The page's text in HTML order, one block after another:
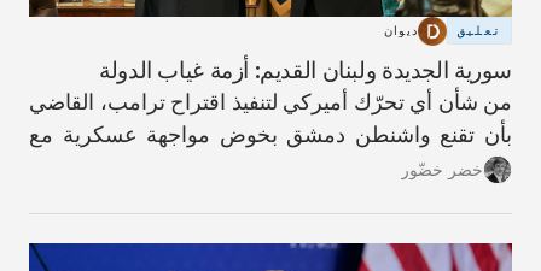
تعليق ديوان
سورية الجديدة ولبنان القديم: أزمة غياب الدولة
من شأن أي تحرّك أميركي لتنفيذ اقتراح ترامب، القاضي
بأن تقنع واشنطن دمشق بخوض مواجهة عسكرية مع
حزب الله، أن يؤدّي إلى عواقب كارثية.
خضر خضّور